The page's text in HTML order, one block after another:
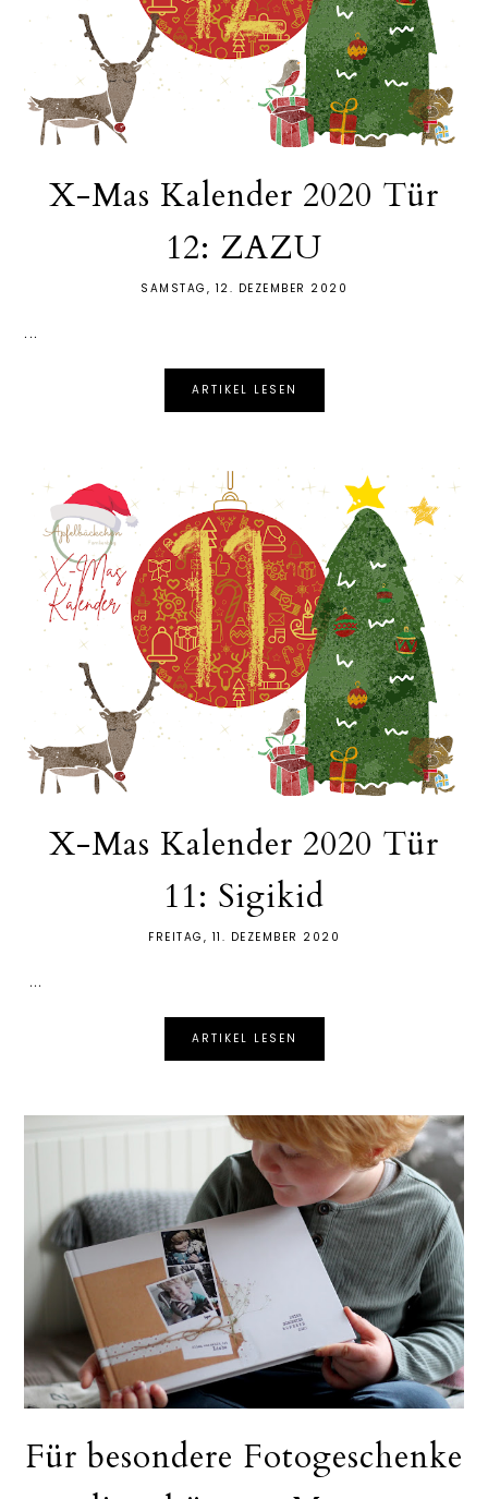
X-Mas Kalender 2020 Tür
12: ZAZU
SAMSTAG, 12. DEZEMBER 2020
...
ARTIKEL LESEN
X-Mas Kalender 2020 Tür
11: Sigikid
FREITAG, 11. DEZEMBER 2020
...
ARTIKEL LESEN
Für besondere Fotogeschenke